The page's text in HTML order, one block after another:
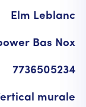
Elm Leblanc
Bas Nox
7736505234
murale